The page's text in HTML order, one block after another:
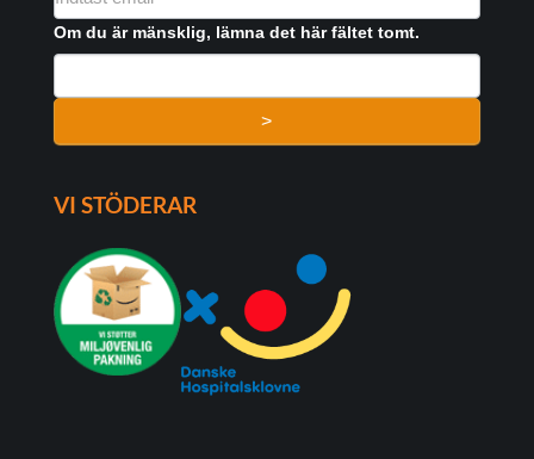
FORMULAR
Om du är mänsklig, lämna det här fältet tomt.
>
VI STÖDERAR